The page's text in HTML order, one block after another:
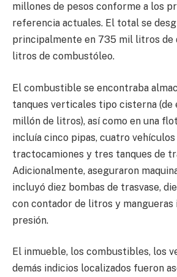
millones de pesos conforme a los
referencia actuales. El total se
principalmente en 735 mil litros de
litros de combustóleo.
El combustible se encontraba
tanques verticales tipo cisterna (de
millón de litros), así como en una
incluía cinco pipas, cuatro
tractocamiones y tres tanques de
Adicionalmente, aseguraron
incluyó diez bombas de trasvase,
con contador de litros y mangueras
presión.
El inmueble, los combustibles, los
demás indicios localizados fueron